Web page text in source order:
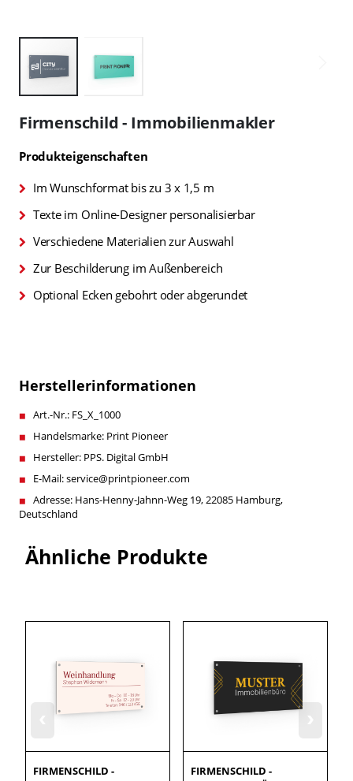
Anfang
der
springen
Firmenschild - Immobilienmakler
Produkteigenschaften
Im Wunschformat bis zu 3 x 1,5 m
Texte im Online-Designer personalisierbar
Verschiedene Materialien zur Auswahl
Zur Beschilderung im Außenbereich
Optional Ecken gebohrt oder abgerundet
Herstellerinformationen
Art.-Nr.: FS_X_1000
Handelsmarke: Print Pioneer
Hersteller: PPS. Digital GmbH
E-Mail: service@printpioneer.com
Adresse: Hans-Henny-Jahnn-Weg 19, 22085 Hamburg,
Deutschland
Ähnliche Produkte
›
FIRMENSCHILD -
FIRMENSCHILD -